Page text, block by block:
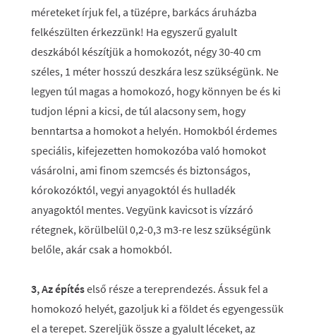
méreteket írjuk fel, a tüzépre, barkács áruházba
felkészülten érkezzünk! Ha egyszerű gyalult
deszkából készítjük a homokozót, négy 30-40 cm
széles, 1 méter hosszú deszkára lesz szükségünk. Ne
legyen túl magas a homokozó, hogy könnyen be és ki
tudjon lépni a kicsi, de túl alacsony sem, hogy
benntartsa a homokot a helyén. Homokból érdemes
speciális, kifejezetten homokozóba való homokot
vásárolni, ami finom szemcsés és biztonságos,
kórokozóktól, vegyi anyagoktól és hulladék
anyagoktól mentes. Vegyünk kavicsot is vízzáró
rétegnek, körülbelül 0,2-0,3 m3-re lesz szükségünk
belőle, akár csak a homokból.
3, Az építéselső része a tereprendezés. Ássuk fel a
homokozó helyét, gazoljuk ki a földet és egyengessük
el a terepet. Szereljük össze a gyalult léceket, az